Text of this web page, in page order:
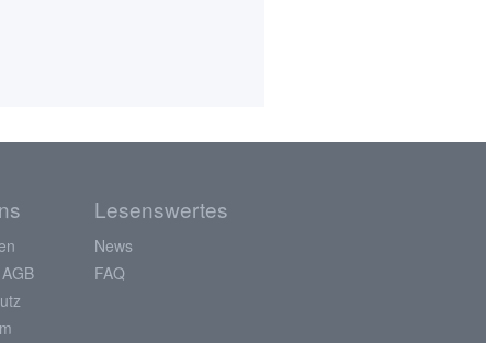
Lesenswertes
News
FAQ